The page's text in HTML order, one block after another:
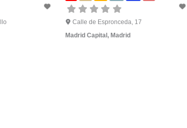
Calle de Espronceda, 17
Madrid Capital , Madrid